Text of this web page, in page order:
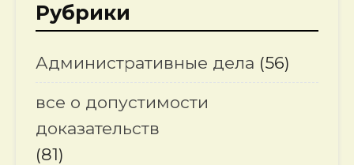
Рубрики
Административные дела (56)
все о допустимости
доказательств
(81)